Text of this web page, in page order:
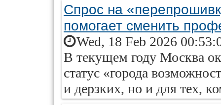
Спрос на
помогает сменить
Wed, 18 Feb 2026
В текущем году Москва
статус «города
и дерзких, но и для тех,